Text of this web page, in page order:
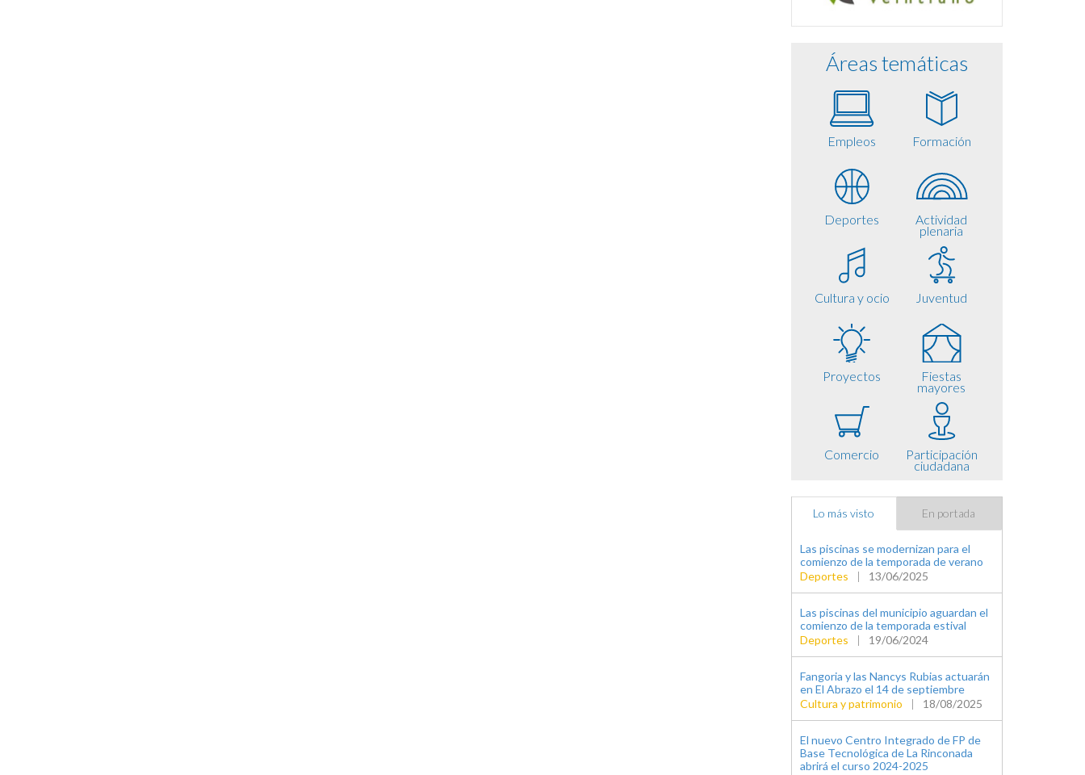
Áreas temáticas
Empleos Formación
Deportes Actividad
plenaria
Cultura y ocio Juventud
Proyectos Fiestas
mayores
Comercio Participación
ciudadana
Lo más visto En portada
Las piscinas se modernizan para el
comienzo de la temporada de verano
Deportes
| 13/06/2025
Las piscinas del municipio aguardan el
comienzo de la temporada estival
Deportes
| 19/06/2024
Fangoria y las Nancys Rubias actuarán
en El Abrazo el 14 de septiembre
Cultura y patrimonio
| 18/08/2025
El nuevo Centro Integrado de FP de
Base Tecnológica de La Rinconada
abrirá el curso 2024-2025